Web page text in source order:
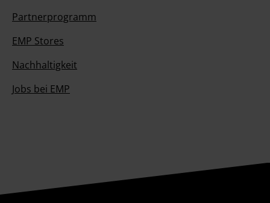
Partnerprogramm
EMP Stores
Nachhaltigkeit
Jobs bei EMP